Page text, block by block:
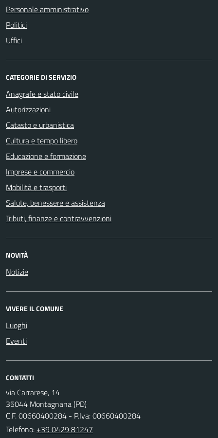
Personale amministrativo
Politici
Uffici
CATEGORIE DI SERVIZIO
Anagrafe e stato civile
Autorizzazioni
Catasto e urbanistica
Cultura e tempo libero
Educazione e formazione
Imprese e commercio
Mobilità e trasporti
Salute, benessere e assistenza
Tributi, finanze e contravvenzioni
NOVITÀ
Notizie
VIVERE IL COMUNE
Luoghi
Eventi
CONTATTI
via Carrarese, 14
35044 Montagnana (PD)
C.F. 00660400284 - P.Iva: 00660400284
Telefono: +39 0429 81247